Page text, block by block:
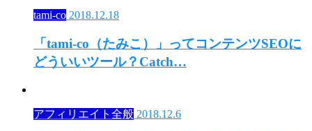
tami-co 2018.12.18
「tami-co（たみこ）」ってコンテンツSEOに
どういいツール？Catch…
アフィリエイト全般 2018.12.6